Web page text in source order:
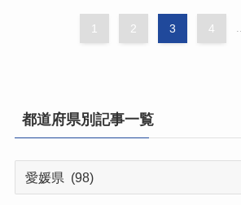
1 2 3 4
都道府県別記事一覧